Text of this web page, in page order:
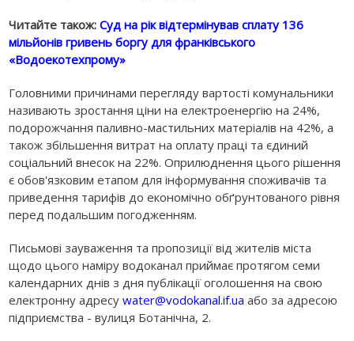
Читайте також: Суд на рік відтермінував сплату 136
мільйонів гривень боргу для франківського
«Водоекотехпрому»
Головними причинами перегляду вартості комунальники
називають зростання ціни на електроенергію на 24%,
подорожчання паливно-мастильних матеріалів на 42%, а
також збільшення витрат на оплату праці та єдиний
соціальний внесок на 22%. Оприлюднення цього рішення
є обов'язковим етапом для інформування споживачів та
приведення тарифів до економічно обґрунтованого рівня
перед подальшим погодженням.
Письмові зауваження та пропозиції від жителів міста
щодо цього наміру водоканал приймає протягом семи
календарних днів з дня публікації оголошення на свою
електронну адресуwater@vodokanal.if.ua або за адресою
підприємства - вулиця Ботанічна, 2.